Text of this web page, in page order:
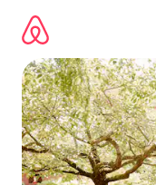
directement
contenu